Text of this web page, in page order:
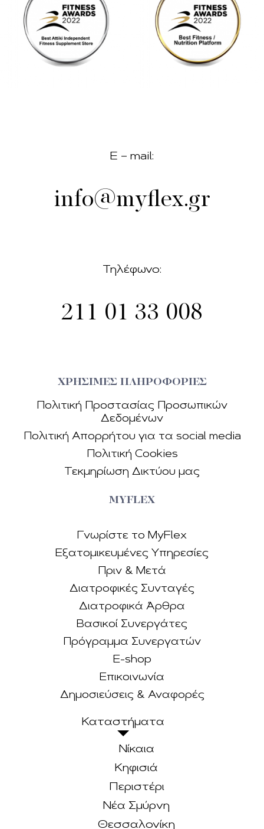
E – mail:
info@myflex.gr
Τηλέφωνο:
211 01 33 008
ΧΡΗΣΙΜΕΣ ΠΛΗΡΟΦΟΡΙΕΣ
Πολιτική Προστασίας Προσωπικών
Δεδοµένων
Πολιτική Απορρήτου για τα social media
Πολιτική Cookies
Τεκµηρίωση Δικτύου µας
MYFLEX
Γνωρίστε το MyFlex
Εξατομικευμένες Υπηρεσίες
Πριν & Μετά
Διατροφικές Συνταγές
Διατροφικά Άρθρα
Βασικοί Συνεργάτες
Πρόγραμμα Συνεργατών
E-shop
Επικοινωνία
Δημοσιεύσεις & Αναφορές
Καταστήματα
Νίκαια
Κηφισιά
Περιστέρι
Νέα Σμύρνη
Θεσσαλονίκη